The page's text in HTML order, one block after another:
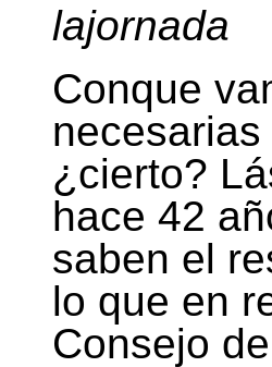
lajornada
Conque
¿cierto?
hace 42
saben el
lo que en
Consejo